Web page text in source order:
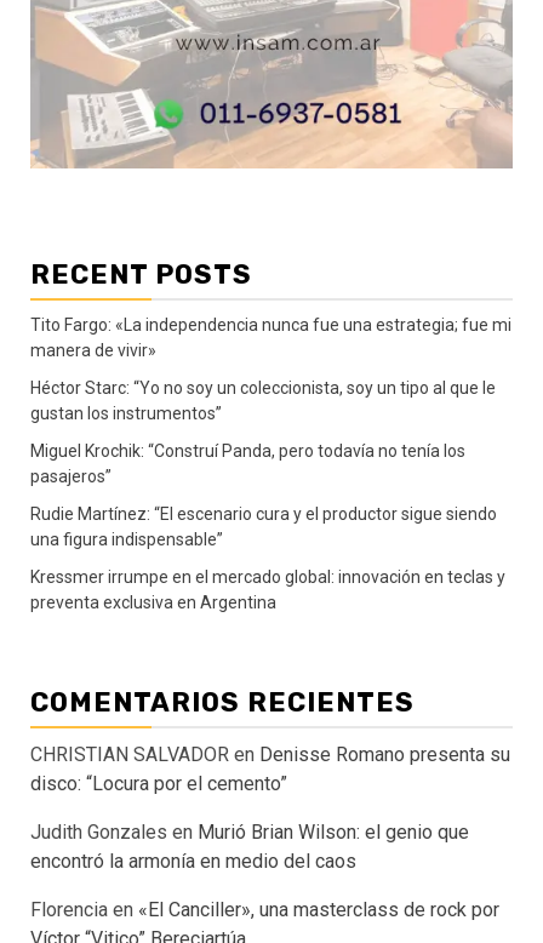
RECENT POSTS
Tito Fargo: «La independencia nunca fue una estrategia; fue mi
manera de vivir»
Héctor Starc: “Yo no soy un coleccionista, soy un tipo al que le
gustan los instrumentos”
Miguel Krochik: “Construí Panda, pero todavía no tenía los
pasajeros”
Rudie Martínez: “El escenario cura y el productor sigue siendo
una figura indispensable”
Kressmer irrumpe en el mercado global: innovación en teclas y
preventa exclusiva en Argentina
COMENTARIOS RECIENTES
CHRISTIAN SALVADOR en Denisse Romano presenta su
disco: “Locura por el cemento”
Judith Gonzales en Murió Brian Wilson: el genio que
encontró la armonía en medio del caos
Florencia en «El Canciller», una masterclass de rock por